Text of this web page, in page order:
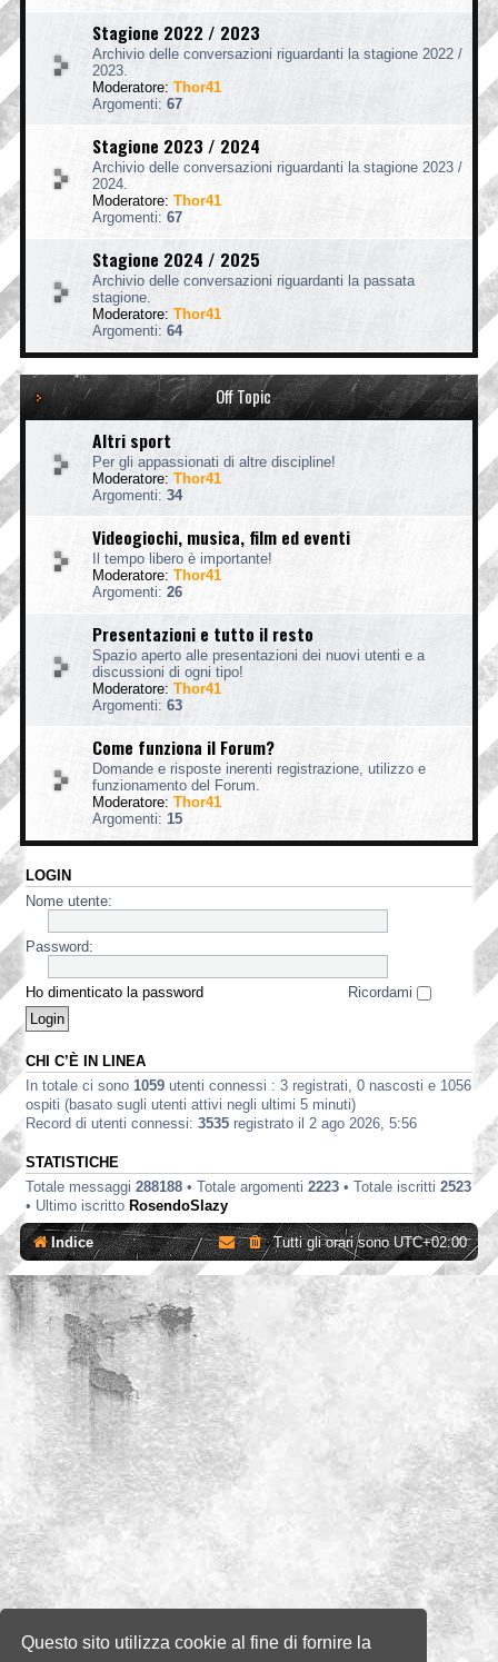
Questo sito utilizza cookie al fine di fornire la
Stagione 2022 / 2023
Archivio delle conversazioni riguardanti la stagione 2022 /
2023.
Moderatore: Thor41
Argomenti: 67
Stagione 2023 / 2024
Archivio delle conversazioni riguardanti la stagione 2023 /
2024.
Moderatore: Thor41
Argomenti: 67
Stagione 2024 / 2025
Archivio delle conversazioni riguardanti la passata
stagione.
Moderatore: Thor41
Argomenti: 64
Off Topic
Altri sport
Per gli appassionati di altre discipline!
Moderatore: Thor41
Argomenti: 34
Videogiochi, musica, film ed eventi
Il tempo libero è importante!
Moderatore: Thor41
Argomenti: 26
Presentazioni e tutto il resto
Spazio aperto alle presentazioni dei nuovi utenti e a
discussioni di ogni tipo!
Moderatore: Thor41
Argomenti: 63
Come funziona il Forum?
Domande e risposte inerenti registrazione, utilizzo e
funzionamento del Forum.
Moderatore: Thor41
Argomenti: 15
LOGIN
Nome utente:
Password:
Ho dimenticato la password Ricordami
CHI C’È IN LINEA
In totale ci sono 1059 utenti connessi : 3 registrati, 0 nascosti e 1056
ospiti (basato sugli utenti attivi negli ultimi 5 minuti)
Record di utenti connessi: 3535 registrato il 2 ago 2026, 5:56
STATISTICHE
Totale messaggi 288188 • Totale argomenti 2223 • Totale iscritti 2523
• Ultimo iscritto RosendoSlazy
Indice Tutti gli orari sonoUTC+02:00